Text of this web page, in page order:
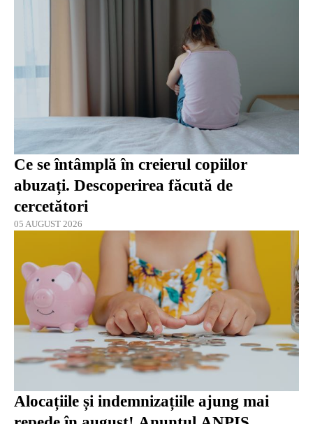
Ce se întâmplă în creierul copiilor
abuzați. Descoperirea făcută de
cercetători
05 AUGUST 2026
Alocațiile și indemnizațiile ajung mai